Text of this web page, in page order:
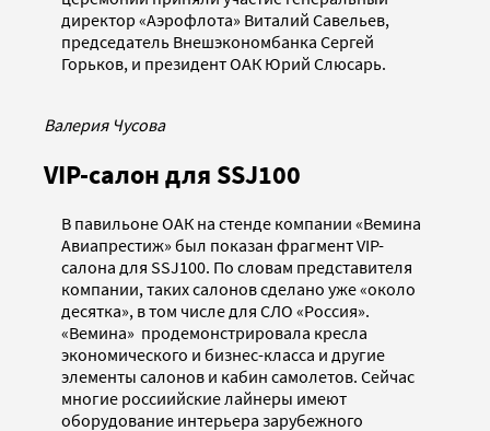
директор «Аэрофлота» Виталий Савельев,
председатель Внешэкономбанка Сергей
Горьков, и президент ОАК Юрий Слюсарь.
Валерия Чусова
VIP-салон для SSJ100
В павильоне ОАК на стенде компании «Вемина
Авиапрестиж» был показан фрагмент VIP-
салона для SSJ100. По словам представителя
компании, таких салонов сделано уже «около
десятка», в том числе для СЛО «Россия».
«Вемина» продемонстрировала кресла
экономического и бизнес-класса и другие
элементы салонов и кабин самолетов. Сейчас
многие россиийские лайнеры имеют
оборудование интерьера зарубежного